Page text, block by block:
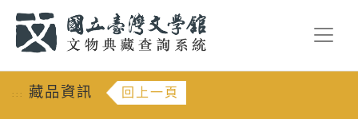
::: 藏品資訊 回上一頁